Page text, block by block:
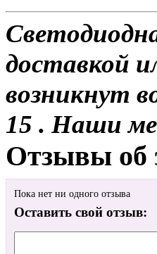
доставкой
возникнут
15 . Наши
Отзывы об
Пока нет ни одного отзыва
Оставить свой отзыв: